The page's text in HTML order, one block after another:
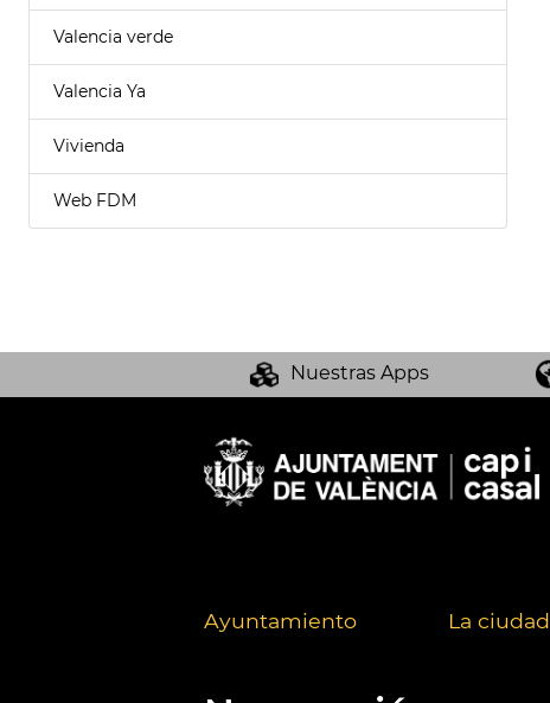
Valencia verde
Valencia Ya
Vivienda
Web FDM
Nuestras Apps
Ayuntamiento La ciudad